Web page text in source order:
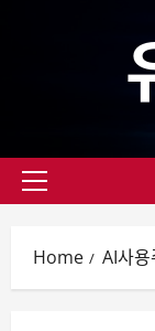
Primary
Home AI사용